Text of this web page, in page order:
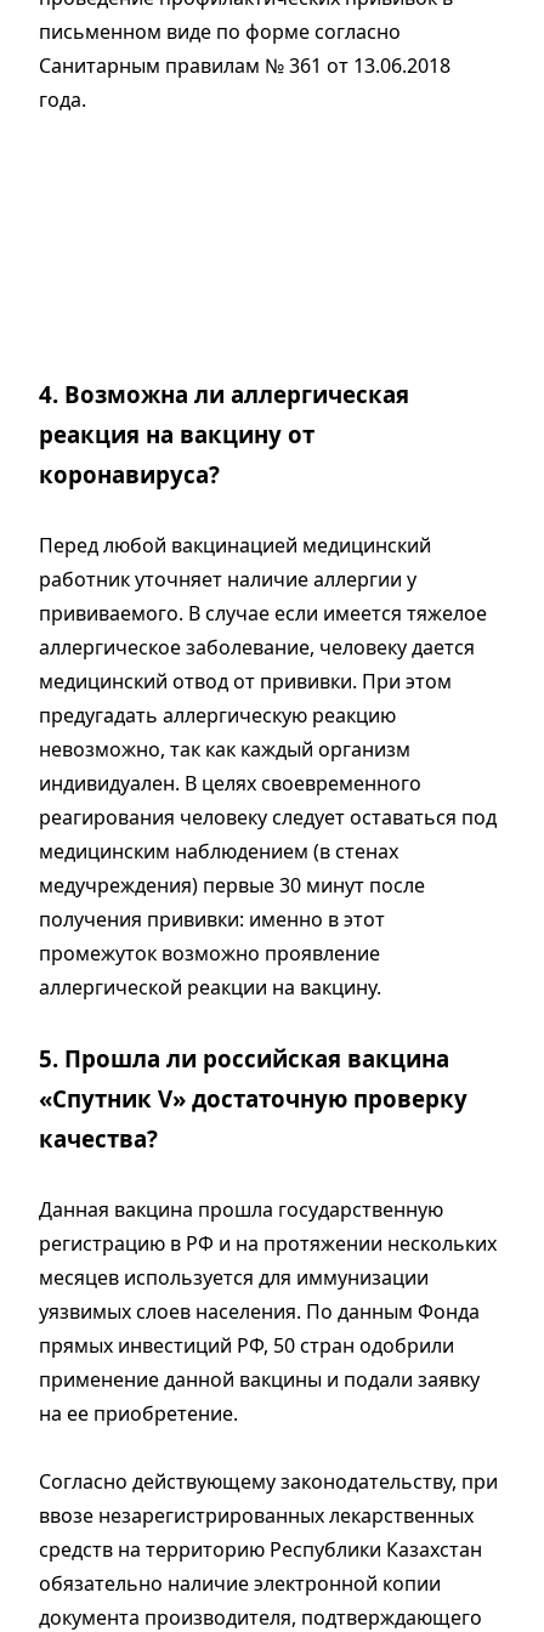
письменном виде по форме согласно
Санитарным правилам № 361 от 13.06.2018
года.
4. Возможна ли аллергическая
реакция на вакцину от
коронавируса?
Перед любой вакцинацией медицинский
работник уточняет наличие аллергии у
прививаемого. В случае если имеется тяжелое
аллергическое заболевание, человеку дается
медицинский отвод от прививки. При этом
предугадать аллергическую реакцию
невозможно, так как каждый организм
индивидуален. В целях своевременного
реагирования человеку следует оставаться под
медицинским наблюдением (в стенах
медучреждения) первые 30 минут после
получения прививки: именно в этот
промежуток возможно проявление
аллергической реакции на вакцину.
5. Прошла ли российская вакцина
«Спутник V» достаточную проверку
качества?
Данная вакцина прошла государственную
регистрацию в РФ и на протяжении нескольких
месяцев используется для иммунизации
уязвимых слоев населения. По данным Фонда
прямых инвестиций РФ, 50 стран одобрили
применение данной вакцины и подали заявку
на ее приобретение.
Согласно действующему законодательству, при
ввозе незарегистрированных лекарственных
средств на территорию Республики Казахстан
обязательно наличие электронной копии
документа производителя, подтверждающего